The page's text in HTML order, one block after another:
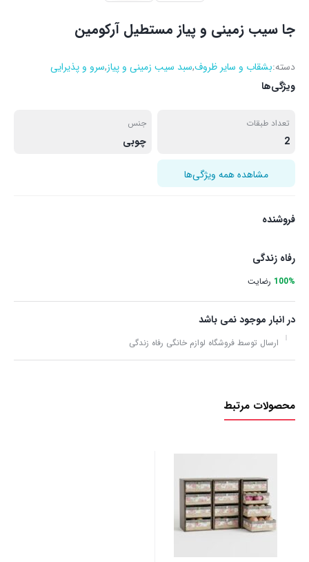
جا سیب زمینی و پیاز مستطیل آرکومین
دسته:بشقاب و سایر ظروف,سبد سیب زمینی و پیاز,سرو و پذیرایی
ویژگی‌ها
تعداد طبقات
2
جنس
چوبی
مشاهده همه ویژگی‌ها
فروشنده
رفاه زندگی
100% رضایت
در انبار موجود نمی باشد
ارسال توسط فروشگاه لوازم خانگی رفاه زندگی
محصولات مرتبط